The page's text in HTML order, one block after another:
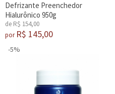
Defrizante Preenchedor
Hialurônico 950g
de R$ 154,00
por R$ 145,00
-5%